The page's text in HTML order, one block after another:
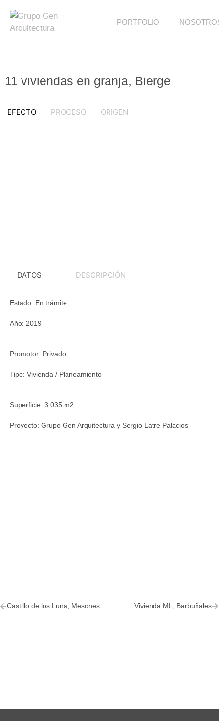
PORTFOLIO
11 viviendas en granja, Bierge
EFECTO PROCESO ORIGEN
DATOS DESCRIPCIÓN
Estado: En trámite
Año: 2019
Promotor: Privado
Tipo: Vivienda / Planeamiento
Superficie: 3.035 m2
Proyecto: Grupo Gen Arquitectura y Sergio Latre Palacios
Vivienda ML, Barbuñales